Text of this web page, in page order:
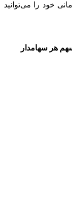
سهام عدالت ۵۳۲ هزار تومانی خود را می‌توانید
هر سهامدار